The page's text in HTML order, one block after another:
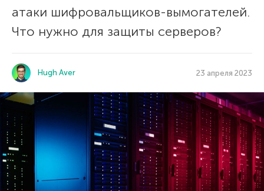
атаки шифровальщиков-вымогателей.
Что нужно для защиты серверов?
Hugh Aver 23 апреля 2023